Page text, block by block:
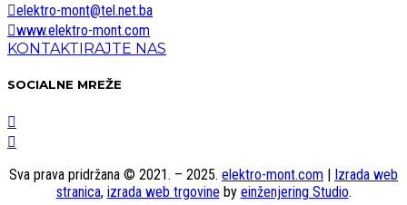
elektro-mont@tel.net.ba
www.elektro-mont.com
KONTAKTIRAJTE NAS
SOCIALNE MREŽE
Sva prava pridržana © 2021. – 2025. elektro-mont.com | Izrada web
stranica, izrada web trgovine by einženjering Studio.